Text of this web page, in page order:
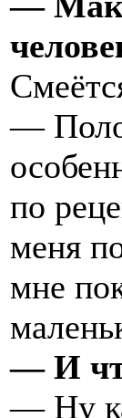
—
по
меня
мне
— И
— Ну